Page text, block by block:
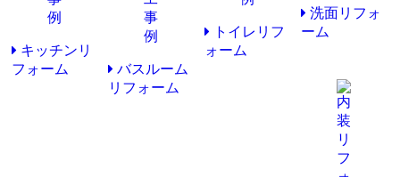
キッチンリ
フォーム
バスルーム
リフォーム
トイレリフ
ォーム
洗面リフォ
ーム